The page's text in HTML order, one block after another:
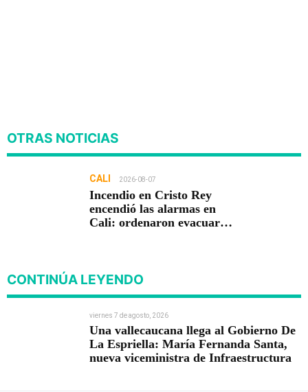
OTRAS NOTICIAS
CALI 2026-08-07
Incendio en Cristo Rey
encendió las alarmas en
Cali: ordenaron evacuar
CONTINÚA LEYENDO
viernes 7 de agosto, 2026
Una vallecaucana llega al Gobierno De
La Espriella: María Fernanda Santa,
nueva viceministra de Infraestructura